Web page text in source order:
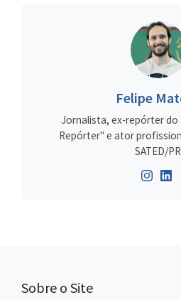
Felipe
Jornalista, ex-repórter do
Repórter" e ator
SATED/
Sobre o Site